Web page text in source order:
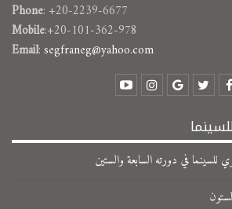
Phone: +20-2239-6677
Mobile:+20-101-362-978
Email:segfraneg@yahoo.com
للسينما في دورته السابعة والستين